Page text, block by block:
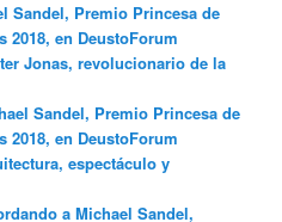
Sandel, Premio Princesa de
2018, en DeustoForum
Jonas, revolucionario de la
Sandel, Premio Princesa de
2018, en DeustoForum
espectáculo y
a Michael Sandel,